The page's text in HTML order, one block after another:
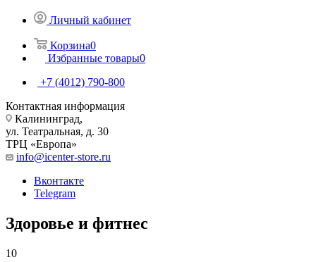
Личный кабинет
Корзина0
Избранные товары0
+7 (4012) 790-800
Контактная информация
Калининград,
ул. Театральная, д. 30
ТРЦ «Европа»
info@icenter-store.ru
Вконтакте
Telegram
Здоровье и фитнес
10